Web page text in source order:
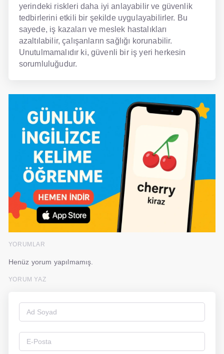
yerindeki riskleri daha iyi anlayabilir ve güvenlik
tedbirlerini etkili bir şekilde uygulayabilirler. Bu
sayede, iş kazaları ve meslek hastalıkları
azaltılabilir, çalışanların sağlığı korunabilir.
Unutulmamalıdır ki, güvenli bir iş yeri herkesin
sorumluluğudur.
YORUMLAR
Henüz yorum yapılmamış.
YORUM YAZ